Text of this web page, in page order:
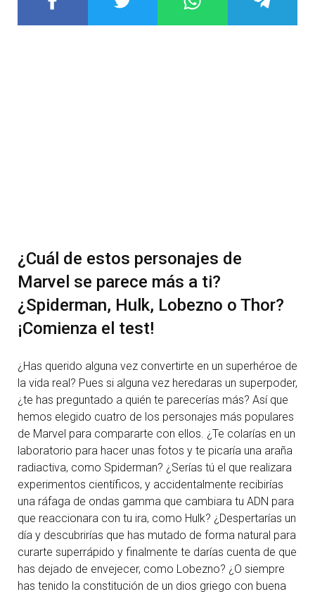
¿Cuál de estos personajes de
Marvel se parece más a ti?
¿Spiderman, Hulk, Lobezno o Thor?
¡Comienza el test!
¿Has querido alguna vez convertirte en un superhéroe de
la vida real? Pues si alguna vez heredaras un superpoder,
¿te has preguntado a quién te parecerías más? Así que
hemos elegido cuatro de los personajes más populares
de Marvel para compararte con ellos. ¿Te colarías en un
laboratorio para hacer unas fotos y te picaría una araña
radiactiva, como Spiderman? ¿Serías tú el que realizara
experimentos científicos, y accidentalmente recibirías
una ráfaga de ondas gamma que cambiara tu ADN para
que reaccionara con tu ira, como Hulk? ¿Despertarías un
día y descubrirías que has mutado de forma natural para
curarte superrápido y finalmente te darías cuenta de que
has dejado de envejecer, como Lobezno? ¿O siempre
has tenido la constitución de un dios griego con buena